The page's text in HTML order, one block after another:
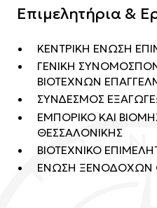
Επιμελητήρια &
ΚΕΝΤΡΙΚΗ ΕΝΩΣΗ
ΓΕΝΙΚΗ
ΒΙΟΤΕΧΝΩΝ
ΣΥΝΔΕΣΜΟΣ
ΕΜΠΟΡΙΚΟ ΚΑΙ
ΘΕΣΣΑΛΟΝΙΚΗΣ
ΒΙΟΤΕΧΝΙΚΟ
ΕΝΩΣΗ ΞΕΝΟΔΟΧΩΝ